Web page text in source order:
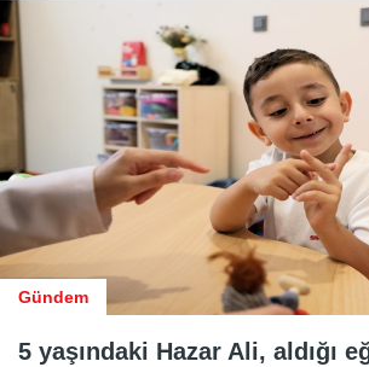
Gündem
5 yaşındaki Hazar Ali, aldığı